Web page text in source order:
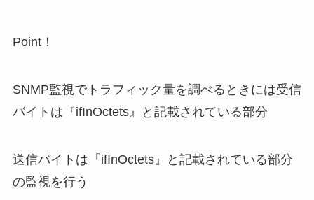
Point！
SNMP監視でトラフィック量を調べるときには受信
バイトは『ifInOctets』と記載されている部分
送信バイトは『ifInOctets』と記載されている部分
の監視を行う